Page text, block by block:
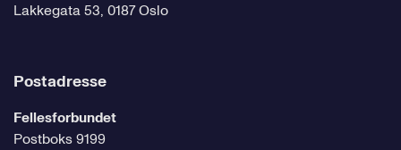
Lakkegata 53, 0187 Oslo
Postadresse
Fellesforbundet
Postboks 9199